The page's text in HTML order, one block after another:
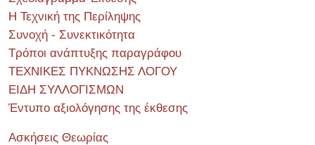
Η Τεχνική της Περίληψης
Συνοχή - Συνεκτικότητα
Τρόποι ανάπτυξης παραγράφου
ΤΕΧΝΙΚΕΣ ΠΥΚΝΩΣΗΣ ΛΟΓΟΥ
ΕΙΔΗ ΣΥΛΛΟΓΙΣΜΩΝ
Έντυπο αξιολόγησης της έκθεσης
Ασκήσεις Θεωρίας